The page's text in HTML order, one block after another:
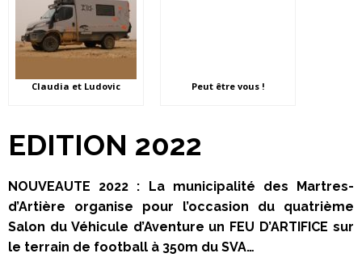
Claudia et Ludovic Peut être vous !
EDITION 2022
NOUVEAUTE 2022 : La municipalité des Martres-
d’Artière organise pour l’occasion du quatrième
Salon du Véhicule d’Aventure un FEU D’ARTIFICE sur
le terrain de football à 350m du SVA…